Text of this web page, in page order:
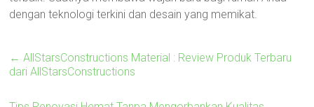
dengan teknologi terkini dan desain yang memikat.
← AllStarsConstructions Material : Review Produk Terbaru
dari AllStarsConstructions